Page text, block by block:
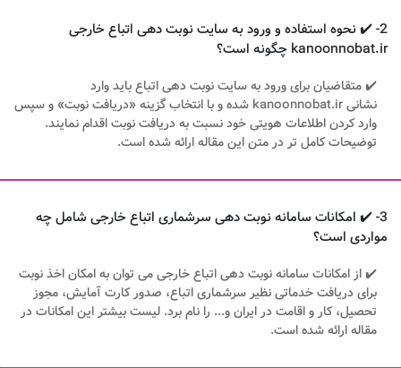
2- ✔️ نحوه استفاده و ورود به سایت نوبت دهی اتباع خارجی
kanoonnobat.ir چگونه است؟
✔️ متقاضیان برای ورود به سایت نوبت دهی اتباع باید وارد
نشانی kanoonnobat.ir شده و با انتخاب گزینه «دریافت نوبت» و سپس
وارد کردن اطلاعات هویتی خود نسبت به دریافت نوبت اقدام نمایند.
توضیحات کامل تر در متن این مقاله ارائه شده است.
3- ✔️ امکانات سامانه نوبت دهی سرشماری اتباع خارجی شامل چه
مواردی است؟
✔️ از امکانات سامانه نوبت دهی اتباع خارجی می توان به امکان اخذ نوبت
برای دریافت خدماتی نظیر سرشماری اتباع، صدور کارت آمایش، مجوز
تحصیل، کار و اقامت در ایران و... را نام برد. لیست بیشتر این امکانات در
مقاله ارائه شده است.